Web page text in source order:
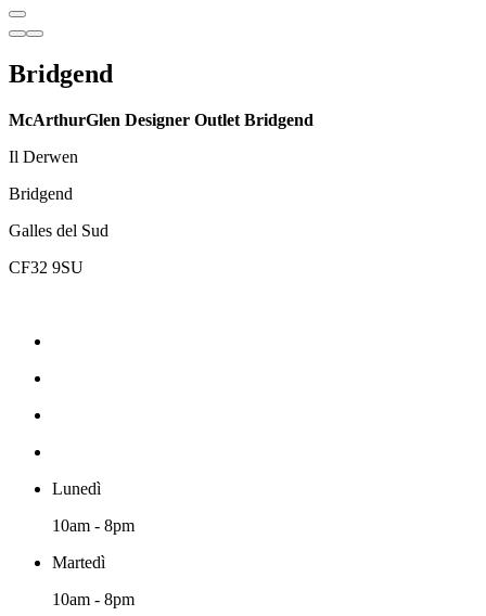
Bridgend
McArthurGlen Designer Outlet Bridgend
Il Derwen
Bridgend
Galles del Sud
CF32 9SU
Lunedì
10am - 8pm
Martedì
10am - 8pm